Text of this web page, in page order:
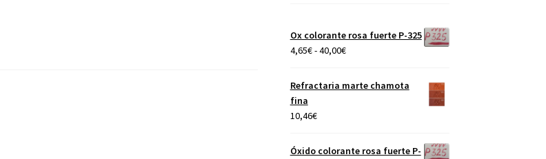
Ox colorante rosa fuerte P-325
4,65€-40,00€Rango
precios:
Refractaria marte chamota
fina
10,46€
Óxido colorante rosa fuerte P-